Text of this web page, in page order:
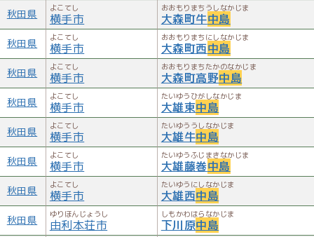
秋田県 よこてし
横手市
おおもりまちうしなかじま
大森町牛中島
秋田県 よこてし
横手市
おおもりまちにしなかじま
大森町西中島
秋田県 よこてし
横手市
おおもりまちたかのなかじま
大森町高野中島
秋田県 よこてし
横手市
たいゆうひがしなかじま
大雄東中島
秋田県 よこてし
横手市
たいゆううしなかじま
大雄牛中島
秋田県 よこてし
横手市
たいゆうふじまきなかじま
大雄藤巻中島
秋田県 よこてし
横手市
たいゆうにしなかじま
大雄西中島
秋田県 ゆりほんじょうし
由利本荘市
しもかわはらなかじま
下川原中島